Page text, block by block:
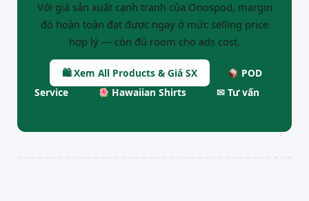
Với giá sản xuất cạnh tranh của Onospod, margin
đó hoàn toàn đạt được ngay ở mức selling price
hợp lý — còn đủ room cho ads cost.
🛍 Xem All Products & Giá SX
POD
Service
Hawaiian Shirts ✉ Tư vấn